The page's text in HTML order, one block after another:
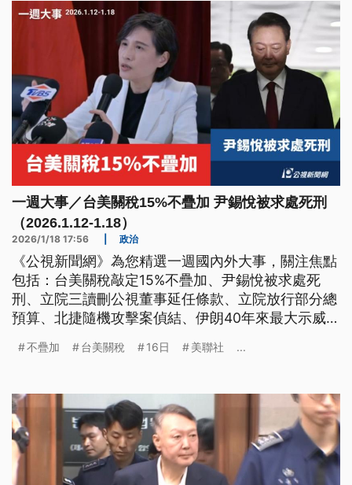
一週大事／台美關稅15%不疊加 尹錫悅被求處死刑
（2026.1.12-1.18）
2026/1/18 17:56 政治
《公視新聞網》為您精選一週國內外大事，關注焦點
包括：台美關稅敲定15%不疊加、尹錫悅被求處死
刑、立院三讀刪公視董事延任條款、立院放行部分總
預算、北捷隨機攻擊案偵結、伊朗40年來最大示威
不疊加 台美關稅 16日 美聯社 ...